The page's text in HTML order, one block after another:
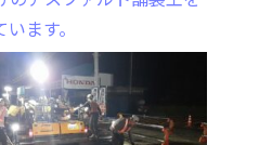
ます。